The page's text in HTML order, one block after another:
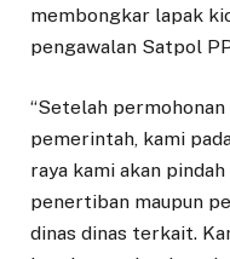
membongkar lapak
pengawalan Satpol
“Setelah
pemerintah, kami
raya kami akan
penertiban maupun
dinas dinas terkait.